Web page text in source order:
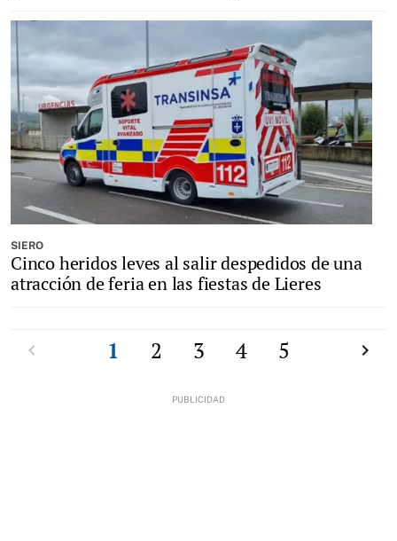
SIERO
Cinco heridos leves al salir despedidos de una
atracción de feria en las fiestas de Lieres
1 2 3 4 5